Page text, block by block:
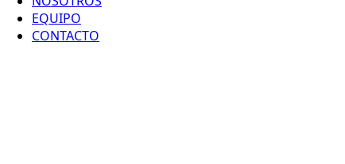
EQUIPO
CONTACTO